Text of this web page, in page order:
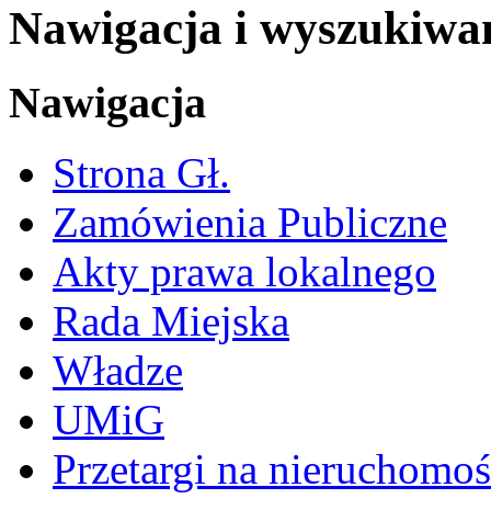
Nawigacja i
Nawigacja
Strona Gł.
Zamówienia Publiczne
Akty prawa lokalnego
Rada Miejska
Władze
UMiG
Przetargi na